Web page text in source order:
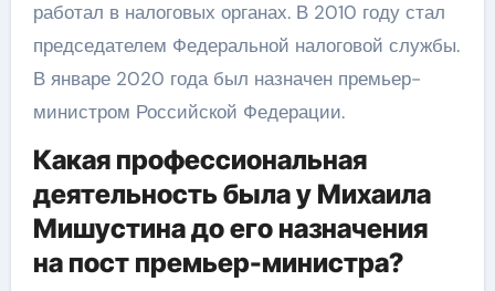
работал в налоговых органах. В 2010 году стал
председателем Федеральной налоговой службы.
В январе 2020 года был назначен премьер-
министром Российской Федерации.
Какая профессиональная
деятельность была у Михаила
Мишустина до его назначения
на пост премьер-министра?